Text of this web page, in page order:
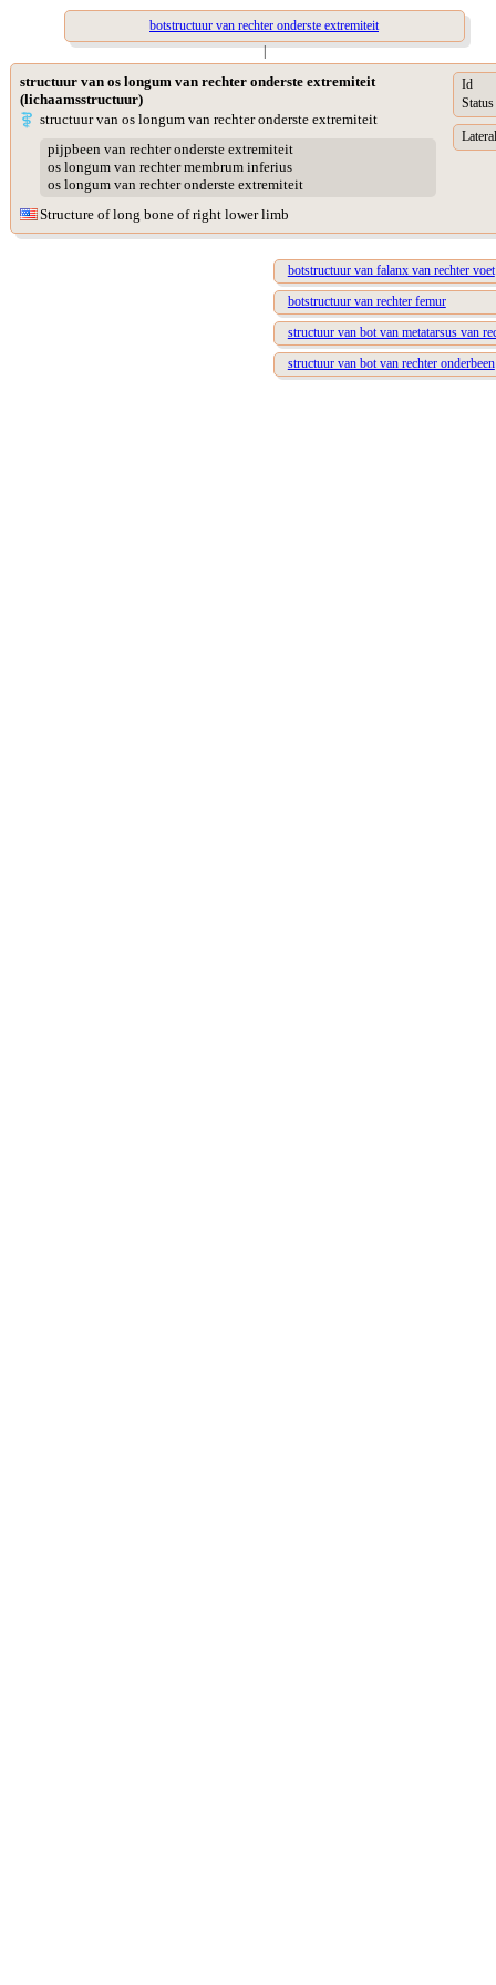
botstructuur van rechter onderste extremiteit
|
structuur van os longum van rechter onderste extremiteit
(lichaamsstructuur)
structuur van os longum van rechter onderste extremiteit
pijpbeen van rechter onderste extremiteit
os longum van rechter membrum inferius
os longum van rechter onderste extremiteit
Structure of long bone of right lower limb
Id
Status
botstructuur van falanx van rechter voet
botstructuur van rechter femur
structuur van bot van metatarsus van
structuur van bot van rechter onderbeen